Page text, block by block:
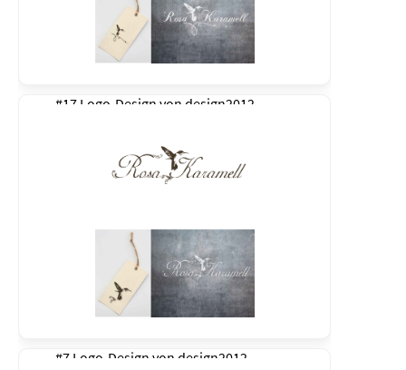
#17 Logo-Design von design2012
#7 Logo-Design von design2012